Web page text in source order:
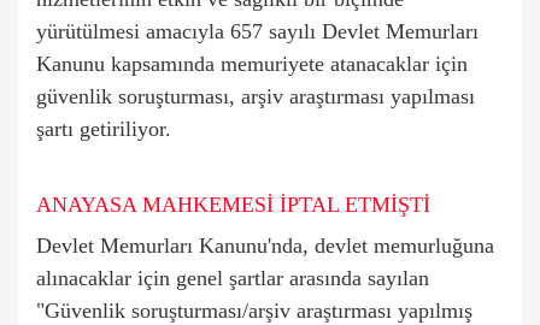
yürütülmesi amacıyla 657 sayılı Devlet Memurları
Kanunu kapsamında memuriyete atanacaklar için
güvenlik soruşturması, arşiv araştırması yapılması
şartı getiriliyor.
ANAYASA MAHKEMESİ İPTAL ETMİŞTİ
Devlet Memurları Kanunu'nda, devlet memurluğuna
alınacaklar için genel şartlar arasında sayılan
"Güvenlik soruşturması/arşiv araştırması yapılmış